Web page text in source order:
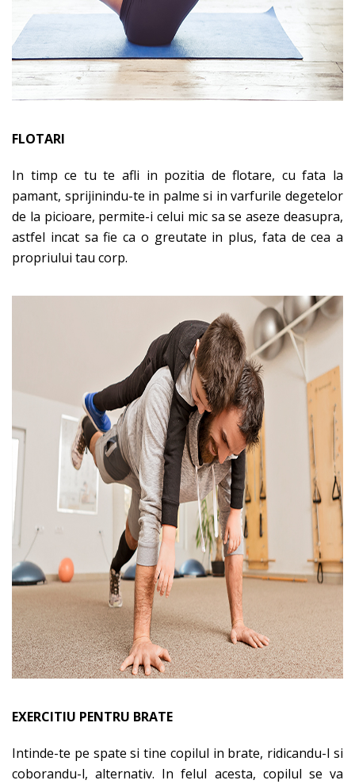
FLOTARI
In timp ce tu te afli in pozitia de flotare, cu fata la
pamant, sprijinindu-te in palme si in varfurile degetelor
de la picioare, permite-i celui mic sa se aseze deasupra,
astfel incat sa fie ca o greutate in plus, fata de cea a
propriului tau corp.
EXERCITIU PENTRU BRATE
Intinde-te pe spate si tine copilul in brate, ridicandu-l si
coborandu-l, alternativ. In felul acesta, copilul se va